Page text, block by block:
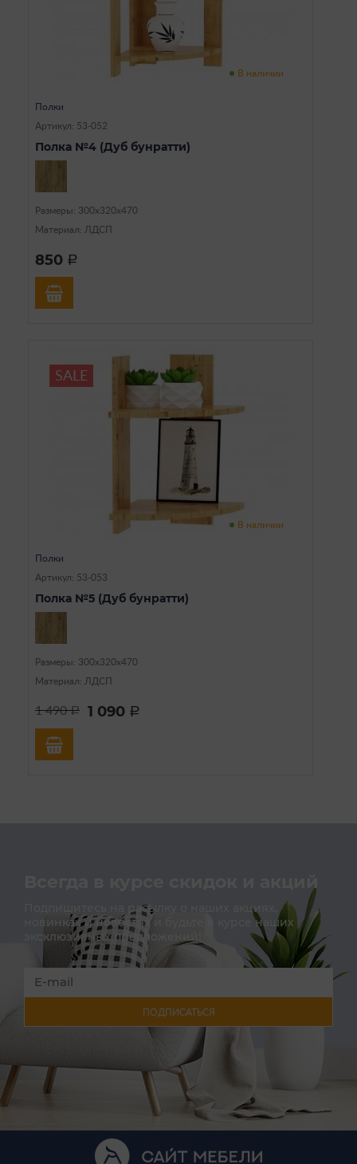
В наличии
Полки
Артикул: 53-052
Полка №4 (Дуб бунратти)
Размеры: 300х320х470
Материал: ЛДСП
850 a
SALE
В наличии
Полки
Артикул: 53-053
Полка №5 (Дуб бунратти)
Размеры: 300х320х470
Материал: ЛДСП
1 490a 1 090 a
Всегда в курсе скидок и акций
Подпишитесь на расылку о наших акциях,
новинках и новостях и будьте в курсе наших
эксклюзивных предложений!
ПОДПИСАТЬСЯ